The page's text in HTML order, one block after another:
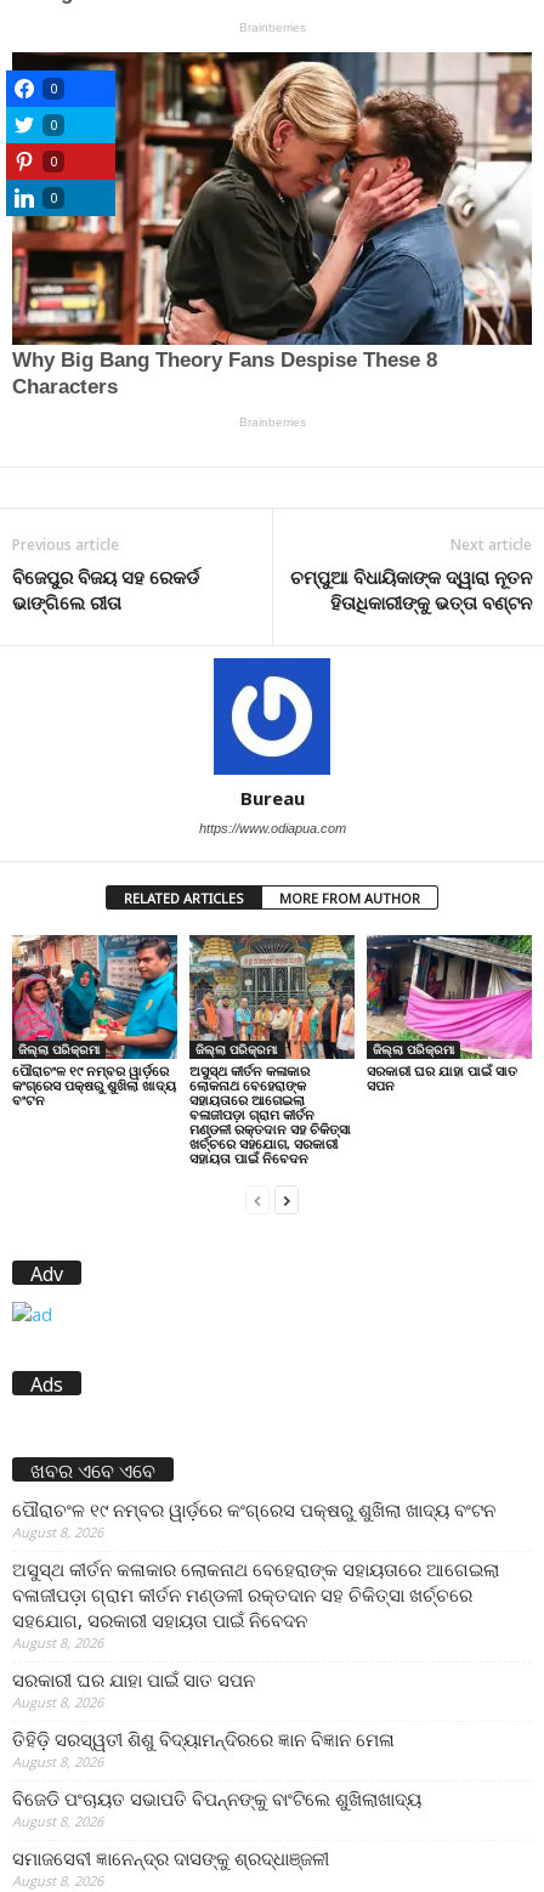
Previous article
ବିଜେପୁର ବିଜୟ ସହ ରେକର୍ଡ
ଭାଙ୍ଗିଲେ ରୀତା
Next article
ଚମ୍ପୁଆ ବିଧାୟିକାଙ୍କ ଦ୍ୱାରା ନୂତନ
ହିତାଧିକାରୀଙ୍କୁ ଭତ୍ତା ବଣ୍ଟନ
Bureau
https://www.odiapua.com
RELATED ARTICLES MORE FROM AUTHOR
ଜିଲ୍ଲା ପରିକ୍ରମା
ପୌରାଚଂଳ ୧୯ ନମ୍ବର ୱାର୍ଡ଼ରେ
କଂଗ୍ରେସ ପକ୍ଷରୁ ଶୁଖିଲା ଖାଦ୍ୟ
ବଂଟନ
ଜିଲ୍ଲା ପରିକ୍ରମା
ଅସୁସ୍ଥ କୀର୍ତନ କଳାକାର
ଲୋକନାଥ ବେହେରାଙ୍କ
ସହାୟତାରେ ଆଗେଇଲା
ବଳାଜୀପଡ଼ା ଗ୍ରାମ କୀର୍ତନ
ମଣ୍ଡଳୀ ରକ୍ତଦାନ ସହ ଚିକିତ୍ସା
ଖର୍ଚ୍ଚରେ ସହଯୋଗ, ସରକାରୀ
ସହାୟତା ପାଇଁ ନିବେଦନ
ଜିଲ୍ଲା ପରିକ୍ରମା
ସରକାରୀ ଘର ଯାହା ପାଇଁ ସାତ
ସପନ
Adv
Ads
ଖବର ଏବେ ଏବେ
ପୌରାଚଂଳ ୧୯ ନମ୍ବର ୱାର୍ଡ଼ରେ କଂଗ୍ରେସ ପକ୍ଷରୁ ଶୁଖିଲା ଖାଦ୍ୟ ବଂଟନ
August 8, 2026
ଅସୁସ୍ଥ କୀର୍ତନ କଳାକାର ଲୋକନାଥ ବେହେରାଙ୍କ ସହାୟତାରେ ଆଗେଇଲା
ବଳାଜୀପଡ଼ା ଗ୍ରାମ କୀର୍ତନ ମଣ୍ଡଳୀ ରକ୍ତଦାନ ସହ ଚିକିତ୍ସା ଖର୍ଚ୍ଚରେ
ସହଯୋଗ, ସରକାରୀ ସହାୟତା ପାଇଁ ନିବେଦନ
August 8, 2026
ସରକାରୀ ଘର ଯାହା ପାଇଁ ସାତ ସପନ
August 8, 2026
ତିହିଡି଼ ସରସ୍ୱତୀ ଶିଶୁ ବିଦ୍ୟାମନ୍ଦିରରେ ଜ୍ଞାନ ବିଜ୍ଞାନ ମେଳା
August 8, 2026
ବିଜେଡି ପଂଚାୟତ ସଭାପତି ବିପନ୍ନଙ୍କୁ ବାଂଟିଲେ ଶୁଖିଲାଖାଦ୍ୟ
August 8, 2026
ସମାଜସେବୀ ଜ୍ଞାନେନ୍ଦ୍ର ଦାସଙ୍କୁ ଶ୍ରଦ୍ଧାଞ୍ଜଳୀ
August 8, 2026
0
0
0
0